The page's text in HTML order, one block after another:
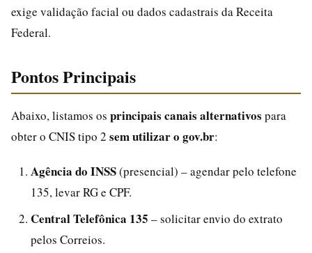
exige validação facial ou dados cadastrais da Receita
Federal.
Pontos Principais
Abaixo, listamos os principais canais alternativos para
obter o CNIS tipo 2 sem utilizar o gov.br:
Agência do INSS(presencial) – agendar pelo telefone
135, levar RG e CPF.
Central Telefônica 135 – solicitar envio do extrato
pelos Correios.